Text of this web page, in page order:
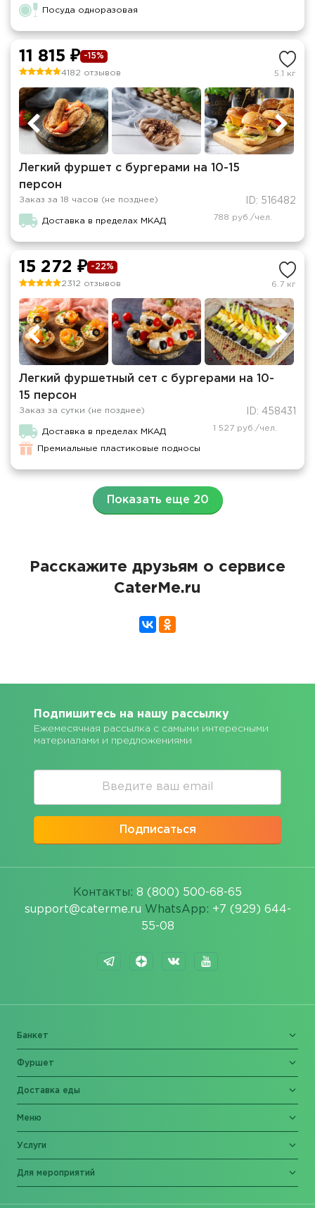
Посуда одноразовая
11 815 ₽ -15%
4182 отзывов 5.1 кг
Легкий фуршет с бургерами на 10-15
персон
Заказ за 18 часов (не позднее) ID: 516482
Доставка в пределах МКАД 788 руб./чел.
15 272 ₽ -22%
2312 отзывов 6.7 кг
Легкий фуршетный сет с бургерами на 10-
15 персон
Заказ за сутки (не позднее) ID: 458431
Доставка в пределах МКАД
Премиальные пластиковые подносы
1 527 руб./чел.
Показать еще 20
Расскажите друзьям о сервисе
CaterMe.ru
Подпишитесь на нашу рассылку
Ежемесячная рассылка с самыми интересными
материалами и предложениями
Подписаться
Контакты: 8 (800) 500-68-65
support@caterme.ru WhatsApp: +7 (929) 644-
55-08
Банкет
Фуршет
Доставка еды
Меню
Услуги
Для мероприятий